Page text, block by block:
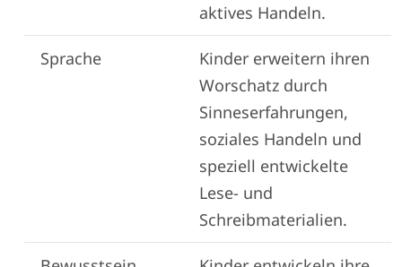
aktives Handeln.
Sprache
Kinder erweitern ihren
Worschatz durch
Sinneserfahrungen,
soziales Handeln und
speziell entwickelte
Lese- und
Schreibmaterialien.